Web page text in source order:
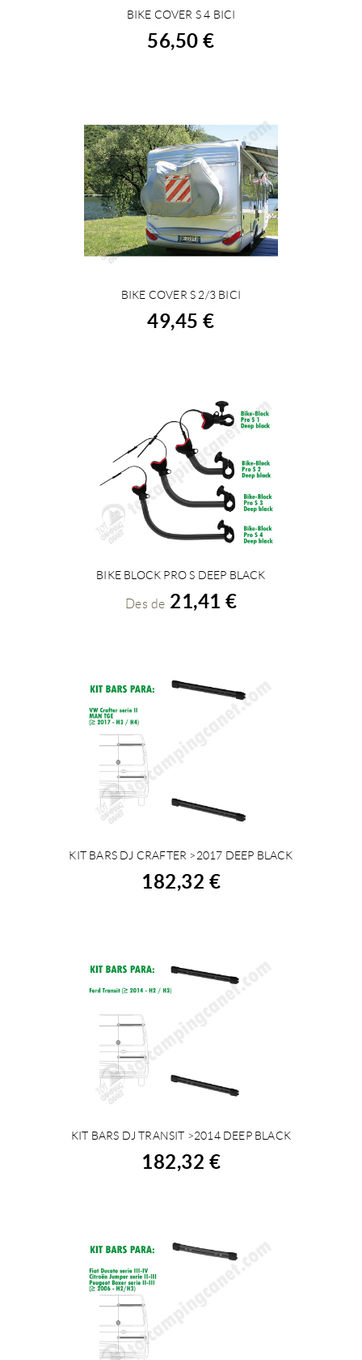
COMPRAR
BIKE COVER S 4 BICI
56,50 €
COMPRAR
BIKE COVER S 2/3 BICI
49,45 €
VEURE DETALLS
BIKE BLOCK PRO S DEEP BLACK
Des de 21,41 €
COMPRAR
KIT BARS DJ CRAFTER >2017 DEEP BLACK
182,32 €
COMPRAR
KIT BARS DJ TRANSIT >2014 DEEP BLACK
182,32 €